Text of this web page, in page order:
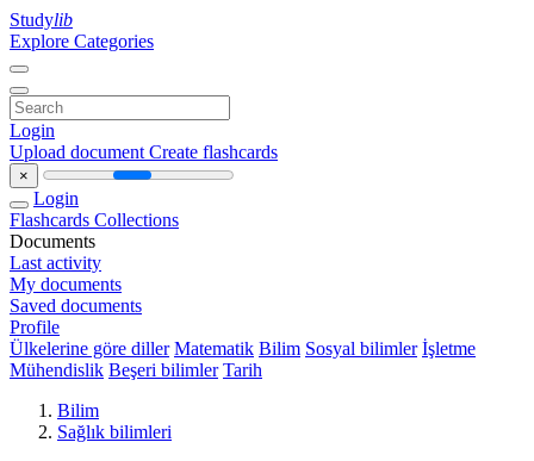
Studylib
Explore Categories
Login
Upload document Create flashcards
×
Login
Flashcards Collections
Documents
Last activity
My documents
Saved documents
Profile
Ülkelerine göre diller Matematik Bilim Sosyal bilimler İşletme
Mühendislik Beşeri bilimler Tarih
Bilim
Sağlık bilimleri